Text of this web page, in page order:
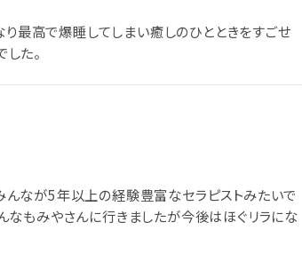
最高で爆睡してしまい癒しのひとときをすごせ
た。
んなが5年以上の経験豊富なセラピストみたいで
なもみやさんに行きましたが今後はほぐリラにな